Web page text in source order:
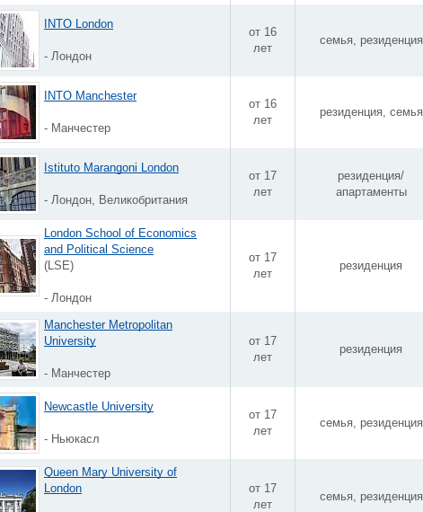
INTO London
- Лондон
от 16
лет
семья, резиденция
INTO Manchester
- Манчестер
от 16
лет
резиденция, семья
Istituto Marangoni London
- Лондон, Великобритания
от 17
лет
резиденция/
апартаменты
London School of Economics
and Political Science
(LSE)
- Лондон
от 17
лет
резиденция
Manchester Metropolitan
University
- Манчестер
от 17
лет
резиденция
Newcastle University
- Ньюкасл
от 17
лет
семья, резиденция
Queen Mary University of
London
от 17
лет
семья, резиденция